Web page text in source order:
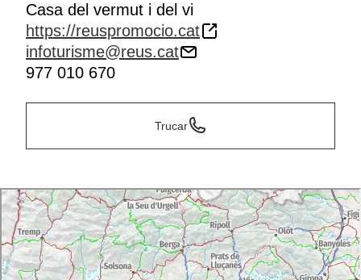
Casa del vermut i del vi
https://reuspromocio.cat
infoturisme@reus.cat
977 010 670
Trucar